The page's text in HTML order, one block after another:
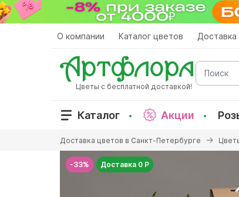
Перейти
к
О компании Каталог цветов Доставка
Цветы с бесплатной доставкой!
Поиск
Каталог Акции
здесь
Доставка цветов в Санкт-Петербурге
-33% Доставка 0 Р